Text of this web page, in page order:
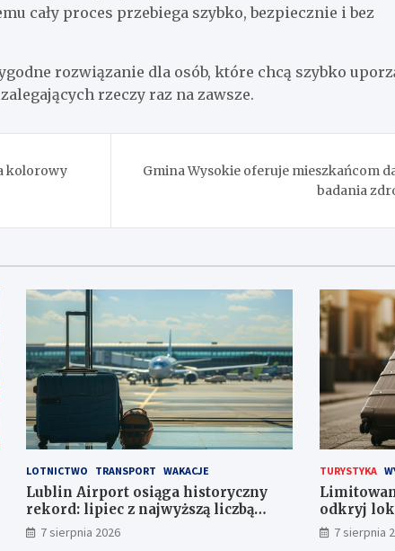
cały proces przebiega szybko, bezpiecznie i bez
rozwiązanie dla osób, które chcą szybko
rzeczy raz na zawsze.
kolorowy
Gmina Wysokie oferuje mieszkańcom
badania
LOTNICTWO TRANSPORT WAKACJE
Lublin Airport osiąga historyczny
rekord: lipiec z najwyższą liczbą
pasażerów!
7 sierpnia 2026
TURYSTYKA
odkryj
7 sierpnia